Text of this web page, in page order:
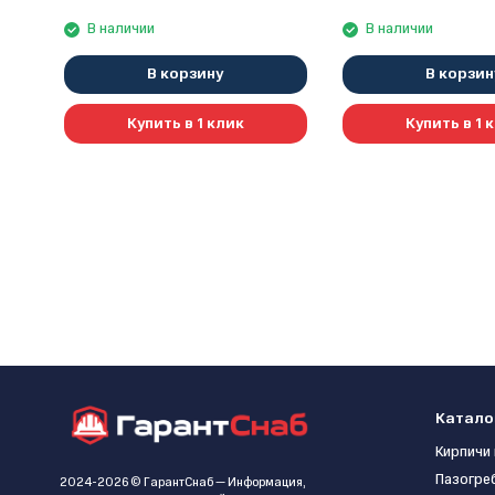
В наличии
В корзину
Купить в 1 клик
В наличии
В
Купить в 1
2024-2026 © ГарантСнаб — Информация,
Кирпичи